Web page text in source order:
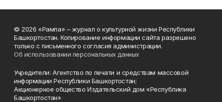
© 2026 «Рампа» – журнал о культурной жизни Республики
Башкортостан. Копирование информации сайта разрешено
только с письменного согласия администрации.
Об использовании персональных данных
Учредители: Агентство по печати и средствам массовой
информации Республики Башкортостан;
Акционерное общество Издательский дом «Республика
Башкортостан»